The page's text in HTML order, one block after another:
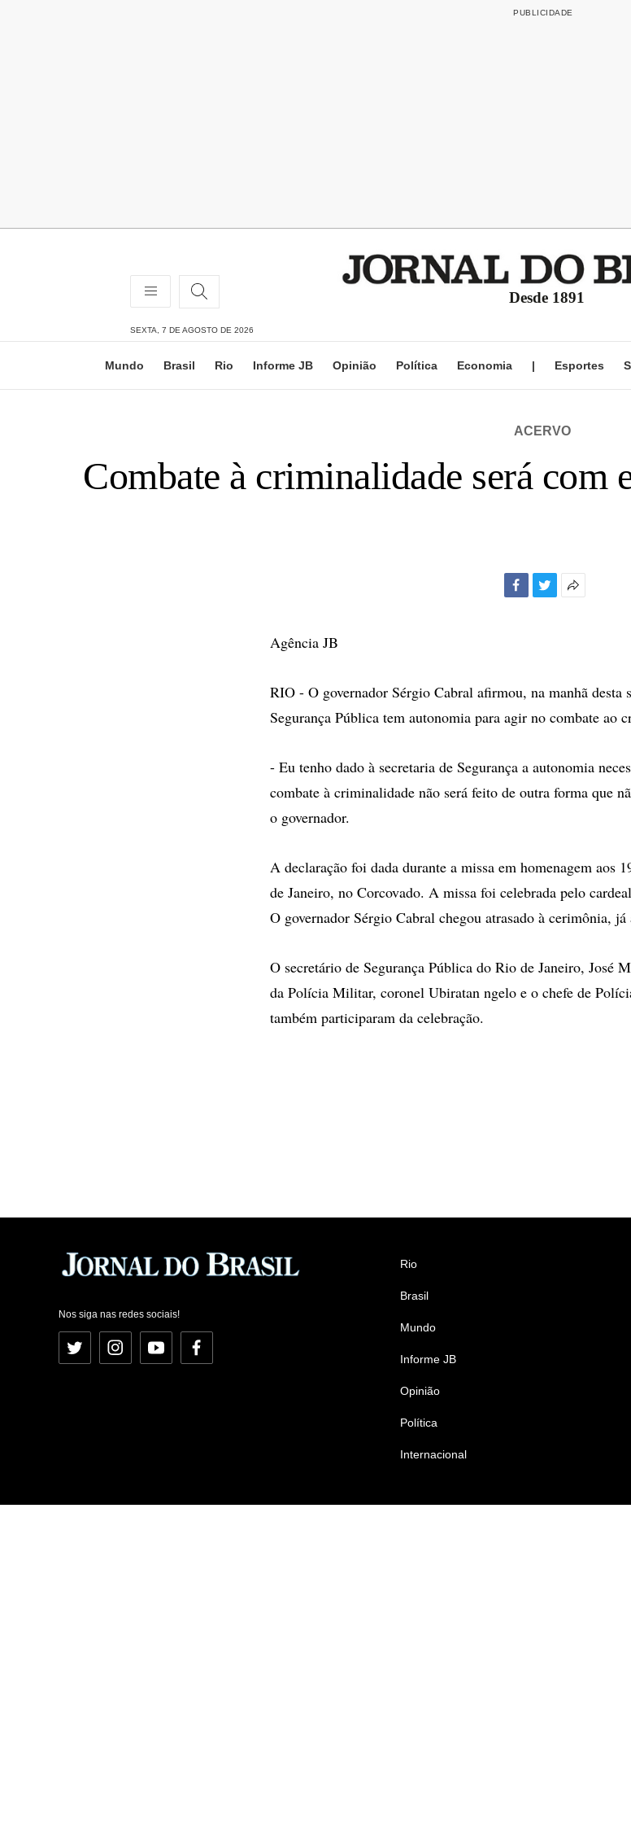
Desde 1891
SEXTA, 7 DE AGOSTO DE 2026
Mundo Brasil Rio Informe JB Opinião Política Economia | Esportes
ACERVO
Combate à criminalidade será com
Agência JB
RIO - O governador Sérgio Cabral afirmou, na manhã desta
Segurança Pública tem autonomia para agir no combate ao
- Eu tenho dado à secretaria de Segurança a autonomia
combate à criminalidade não será feito de outra forma que
o governador.
A declaração foi dada durante a missa em homenagem aos
de Janeiro, no Corcovado. A missa foi celebrada pelo
O governador Sérgio Cabral chegou atrasado à cerimônia,
O secretário de Segurança Pública do Rio de Janeiro, José
da Polícia Militar, coronel Ubiratan ngelo e o chefe de
também participaram da celebração.
Nos siga nas redes sociais!
Twitter InstagramYouTubeFacebook
Rio
Brasil
Mundo
Informe JB
Opinião
Política
Internacional